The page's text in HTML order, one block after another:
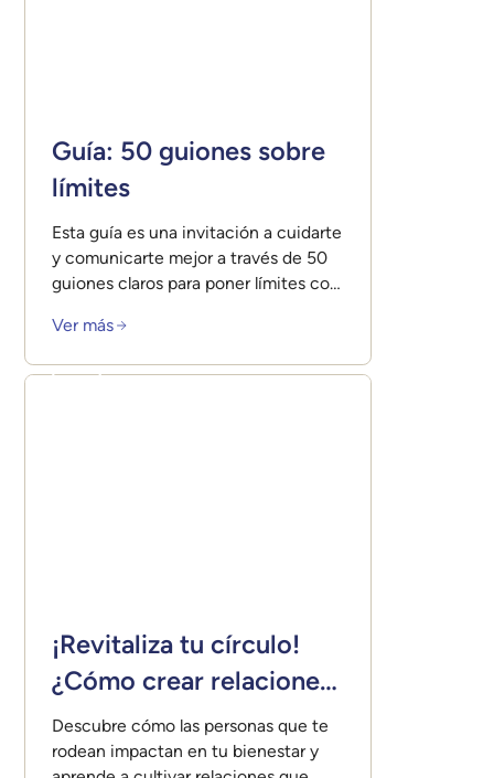
Guía: 50 guiones sobre
límites
Esta guía es una invitación a cuidarte
y comunicarte mejor a través de 50
guiones claros para poner límites con
Ver más
¡Revitaliza tu círculo!
¿Cómo crear relaciones
sanas y potenciadoras?
Descubre cómo las personas que te
rodean impactan en tu bienestar y